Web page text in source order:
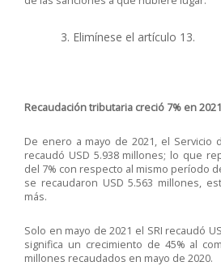
Elimínese el artículo 13.
Recaudación tributaria creció 7% en 2021
De enero a mayo de 2021, el Servicio
recaudó USD 5.938 millones; lo que
del 7% con respecto al mismo período
se recaudaron USD 5.563 millones,
más.
Solo en mayo de 2021 el SRI recaudó
significa un crecimiento de 45% al
millones recaudados en mayo de 2020.